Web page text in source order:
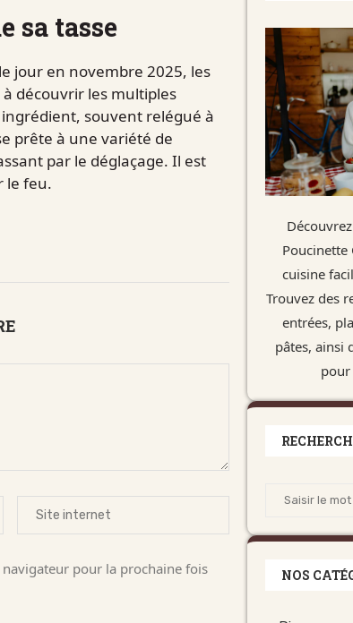
sa tasse
jour en novembre 2025, les
découvrir les multiples
souvent relégué à
prête à une variété de
par le déglaçage. Il est
le feu.
pour la prochaine fois
Poucinette
cuisine
Trouvez des
entrées,
pâtes, ainsi
pour
NOS